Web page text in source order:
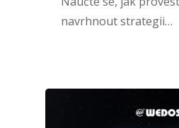
navrhnout strategii…